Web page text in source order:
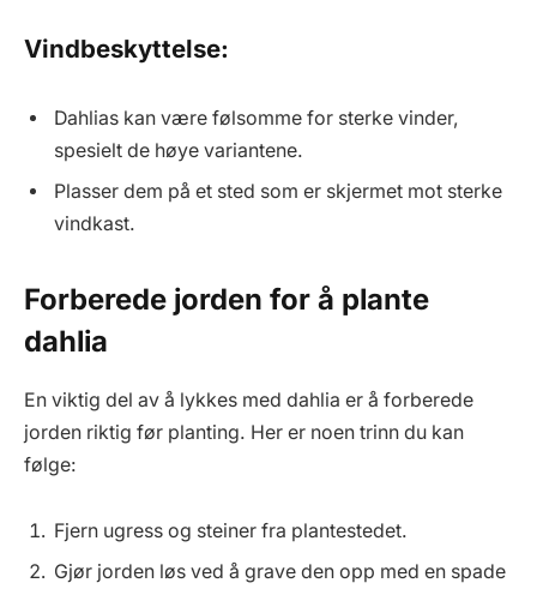
Vindbeskyttelse:
Dahlias kan være følsomme for sterke vinder,
spesielt de høye variantene.
Plasser dem på et sted som er skjermet mot sterke
vindkast.
Forberede jorden for å plante
dahlia
En viktig del av å lykkes med dahlia er å forberede
jorden riktig før planting. Her er noen trinn du kan
følge:
Fjern ugress og steiner fra plantestedet.
Gjør jorden løs ved å grave den opp med en spade